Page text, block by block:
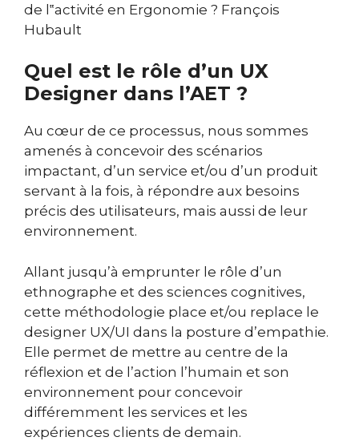
de l‟activité en Ergonomie ? François
Hubault
Quel est le rôle d’un UX
Designer dans l’AET ?
Au cœur de ce processus, nous sommes
amenés à concevoir des scénarios
impactant, d’un service et/ou d’un produit
servant à la fois, à répondre aux besoins
précis des utilisateurs, mais aussi de leur
environnement.
Allant jusqu’à emprunter le rôle d’un
ethnographe et des sciences cognitives,
cette méthodologie place et/ou replace le
designer UX/UI dans la posture d’empathie.
Elle permet de mettre au centre de la
réflexion et de l’action l’humain et son
environnement pour concevoir
différemment les services et les
expériences clients de demain.